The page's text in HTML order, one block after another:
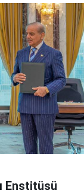
Enstitüsü